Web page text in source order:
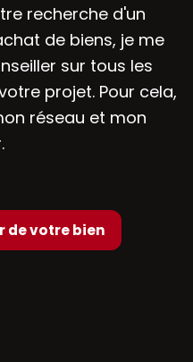
recherche d'un
de biens, je me
sur tous les
projet. Pour cela,
réseau et mon
de votre bien